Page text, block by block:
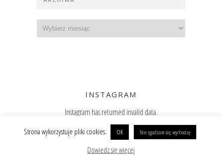
INSTAGRAM
Instagram has returned invalid data.
Zajrzyj też na Instagram
Copyright @ 2019 Paulina Surniak
Strona wykorzystuje pliki cookies. OK Nie zgadzam się, wychodzę
Dowiedz się więcej